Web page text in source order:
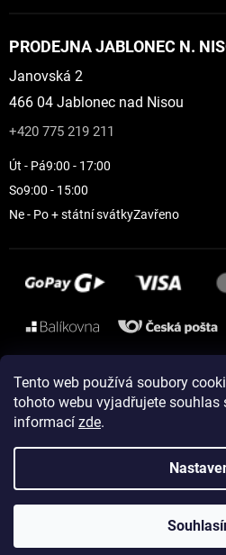
Tento web používá soubory
tohoto webu vyjadřujete souhlas
informací zde.
PRODEJNA JABLONEC N.
Janovská 2
466 04 Jablonec nad Nisou
+420 775 219 211
Út - Pá9:00 - 17:00
So9:00 - 15:00
Ne - Po + státní svátkyZavřeno
Instagram
Vytvořil
Copyright 2026ELEVEN sportswear
Upravit